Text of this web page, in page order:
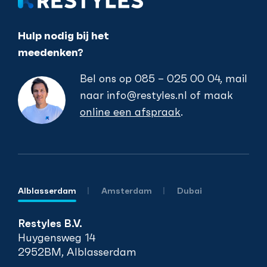
Hulp nodig bij het
meedenken?
Bel ons op 085 – 025 00 04, mail
naar info@restyles.nl of maak
online een afspraak.
Alblasserdam Amsterdam Dubai
Restyles B.V.
Huygensweg 14
2952BM, Alblasserdam